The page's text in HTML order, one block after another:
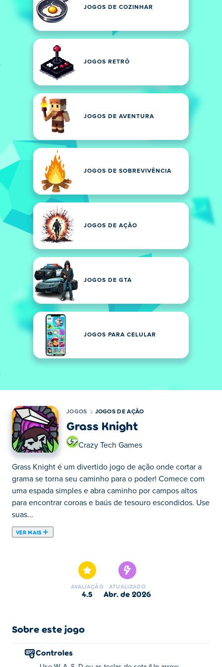
JOGOS DE COZINHAR
JOGOS RETRÔ
JOGOS DE AVENTURA
JOGOS DE SOBREVIVÊNCIA
JOGOS DE AÇÃO
JOGOS DE GTA
JOGOS PARA CELULAR
JOGOS JOGOS DE AÇÃO
Grass Knight
Crazy Tech Games
Grass Knight é um divertido jogo de ação onde cortar a
grama se torna seu caminho para o poder! Comece com
uma espada simples e abra caminho por campos altos
para encontrar coroas e baús de tesouro escondidos. Use
suas...
VER MAIS
uma espada simples e abra caminho por campos altos
para encontrar coroas e baús de tesouro escondidos. Use
suas coroas e baús para aprimorar seu poder e
exige habilidade, precisão e o verdadeiro espírito de um
grama?
AVALIAÇÃO
4.5
ATUALIZADO
abr. de 2026
Sobre este jogo
Controles